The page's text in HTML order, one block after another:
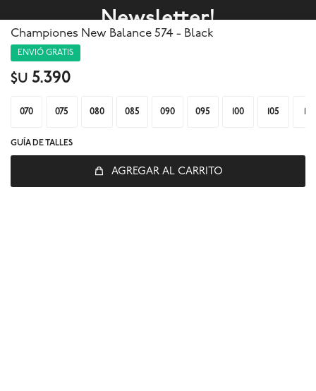
Championes New Balance 574 - Black
ENVIÓ GRATIS
$U 5.390
070 075 080 085 090 095 100 105
GUÍA DE TALLES
AGREGAR AL CARRITO
Newsletter!
Suscribite a nuestra newsletter y enterate de todas las
SUSCRIBIRME
  